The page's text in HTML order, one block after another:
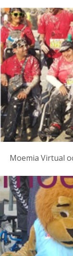
Moemia Virtual